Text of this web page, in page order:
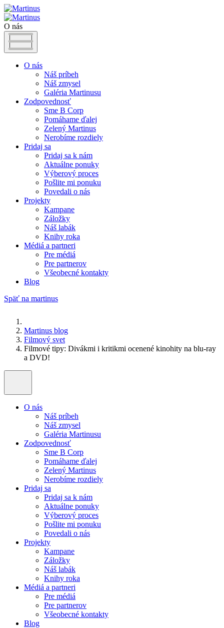
O nás
O nás
Náš príbeh
Náš zmysel
Galéria Martinusu
Zodpovednosť
Sme B Corp
Pomáhame ďalej
Zelený Martinus
Nerobíme rozdiely
Pridaj sa
Pridaj sa k nám
Aktuálne ponuky
Výberový proces
Pošlite mi ponuku
Povedali o nás
Projekty
Kampane
Záložky
Náš labák
Knihy roka
Médiá a partneri
Pre médiá
Pre partnerov
Všeobecné kontakty
Blog
Späť na martinus
Martinus blog
Filmový svet
Filmové tipy: Divákmi i kritikmi ocenené kinohity na blu-ray
a DVD!
O nás
Náš príbeh
Náš zmysel
Galéria Martinusu
Zodpovednosť
Sme B Corp
Pomáhame ďalej
Zelený Martinus
Nerobíme rozdiely
Pridaj sa
Pridaj sa k nám
Aktuálne ponuky
Výberový proces
Pošlite mi ponuku
Povedali o nás
Projekty
Kampane
Záložky
Náš labák
Knihy roka
Médiá a partneri
Pre médiá
Pre partnerov
Všeobecné kontakty
Blog